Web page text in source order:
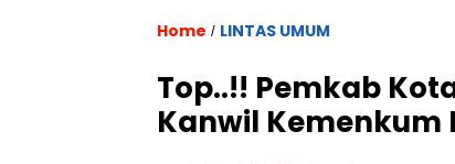
Home / LINTAS UMUM
Top..!! Pemkab
Kanwil Kemenkum